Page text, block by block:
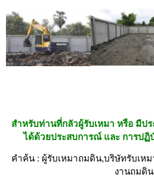
สำหรับท่านที่กลัวผู้รับเหมา หรือ มีป
ได้ด้วยประสบการณ์ และ การป
คำค้น : ผู้รับเหมาถมดิน,บริษัทรับเ
งานถมดิน